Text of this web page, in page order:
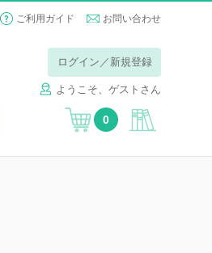
ご利用ガイド お問い合わせ
ログイン／新規登録
ようこそ、ゲストさん
0